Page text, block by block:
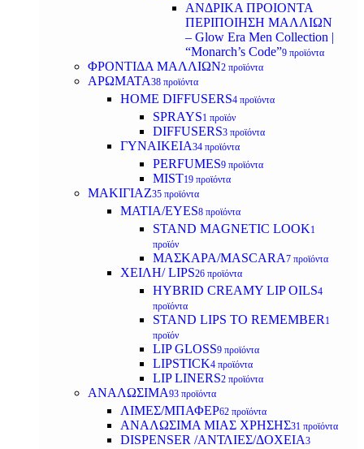
ΑΝΔΡΙΚΑ ΠΡΟΙΟΝΤΑ
ΠΕΡΙΠΟΙΗΣΗ ΜΑΛΛΙΩΝ
– Glow Era Men Collection |
“Monarch’s Code”9 προϊόντα
ΦΡΟΝΤΙΔΑ ΜΑΛΛΙΩΝ2 προϊόντα
ΑΡΩΜΑΤΑ38 προϊόντα
HOME DIFFUSERS4 προϊόντα
SPRAYS1 προϊόν
DIFFUSERS3 προϊόντα
ΓΥΝΑΙΚΕΙΑ34 προϊόντα
PERFUMES9 προϊόντα
MIST19 προϊόντα
ΜΑΚΙΓΙΑΖ35 προϊόντα
ΜΑΤΙΑ/EYES8 προϊόντα
STAND MAGNETIC LOOK1
προϊόν
ΜΑΣΚΑΡΑ/MASCARA7 προϊόντα
ΧΕΙΛΗ/ LIPS26 προϊόντα
HYBRID CREAMY LIP OILS4
προϊόντα
STAND LIPS TO REMEMBER 1
προϊόν
LIP GLOSS9 προϊόντα
LIPSTICK4 προϊόντα
LIP LINERS2 προϊόντα
ΑΝΑΛΩΣΙΜΑ93 προϊόντα
ΛΙΜΕΣ/ΜΠΑΦΕΡ62 προϊόντα
ΑΝΑΛΩΣΙΜΑ ΜΙΑΣ ΧΡΗΣΗΣ31 προϊόντα
DISPENSER /ΑΝΤΛΙΕΣ/ΔΟΧΕΙΑ3